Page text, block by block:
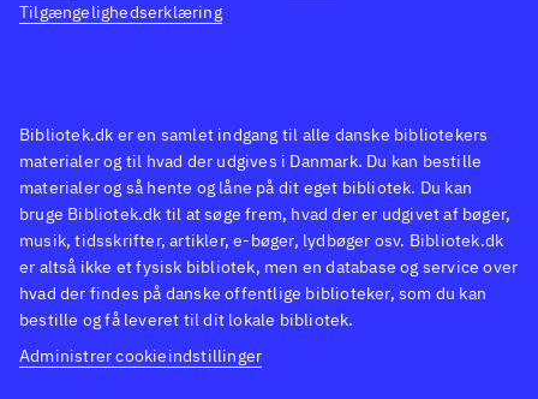
Bibliotek.dk er en samlet indgang til alle danske bibliotekers
materialer og til hvad der udgives i Danmark. Du kan bestille
materialer og så hente og låne på dit eget bibliotek. Du kan
bruge Bibliotek.dk til at søge frem, hvad der er udgivet af bøger,
musik, tidsskrifter, artikler, e-bøger, lydbøger osv. Bibliotek.dk
er altså ikke et fysisk bibliotek, men en database og service over
hvad der findes på danske offentlige biblioteker, som du kan
bestille og få leveret til dit lokale bibliotek.
Administrer cookieindstillinger
Tilgængelighedserklæring